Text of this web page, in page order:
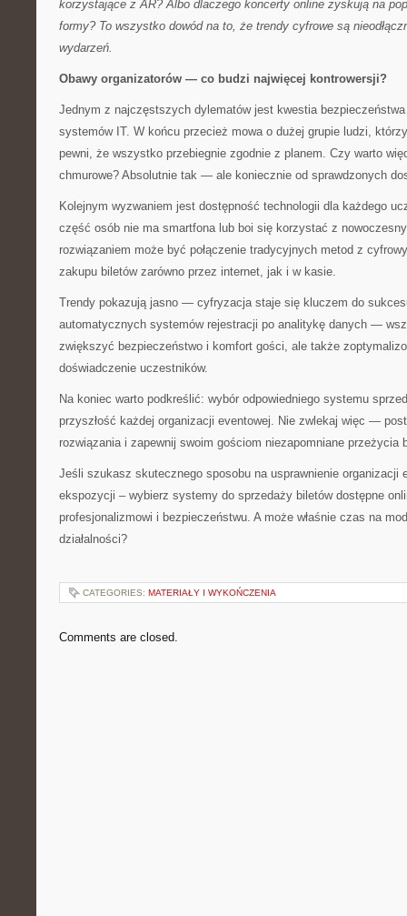
korzystające z AR? Albo dlaczego koncerty online zyskują na
formy? To wszystko dowód na to, że trendy cyfrowe są
wydarzeń.
Obawy organizatorów — co budzi najwięcej kontrowersji?
Jednym z najczęstszych dylematów jest kwestia
systemów IT. W końcu przecież mowa o dużej grupie ludzi,
pewni, że wszystko przebiegnie zgodnie z planem. Czy warto
chmurowe? Absolutnie tak — ale koniecznie od sprawdzonych
Kolejnym wyzwaniem jest dostępność technologii dla każdego
część osób nie ma smartfona lub boi się korzystać z
rozwiązaniem może być połączenie tradycyjnych metod z
zakupu biletów zarówno przez internet, jak i w kasie.
Trendy pokazują jasno — cyfryzacja staje się kluczem do
automatycznych systemów rejestracji po analitykę danych —
zwiększyć bezpieczeństwo i komfort gości, ale także
doświadczenie uczestników.
Na koniec warto podkreślić: wybór odpowiedniego systemu
przyszłość każdej organizacji eventowej. Nie zwlekaj więc —
rozwiązania i zapewnij swoim gościom niezapomniane przeżycia
Jeśli szukasz skutecznego sposobu na usprawnienie organizacji
ekspozycji – wybierz systemy do sprzedaży biletów dostępne
profesjonalizmowi i bezpieczeństwu. A może właśnie czas na
działalności?
CATEGORIES: MATERIAŁY I WYKOŃCZENIA
Comments are closed.